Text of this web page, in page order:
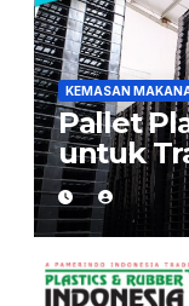
KEMASAN
Pallet
untuk
Flexible